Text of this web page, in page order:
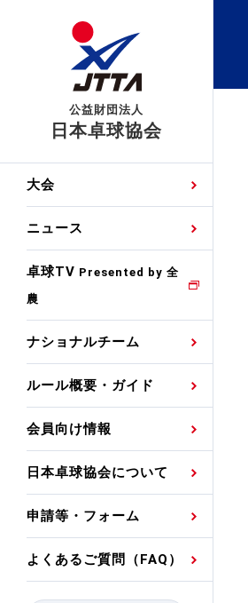
公益財団法人
日本卓球協会
大会
ニュース
卓球TV Presented by 全
農
ナショナルチーム
ルール概要・ガイド
会員向け情報
日本卓球協会について
申請等・フォーム
よくあるご質問（FAQ）